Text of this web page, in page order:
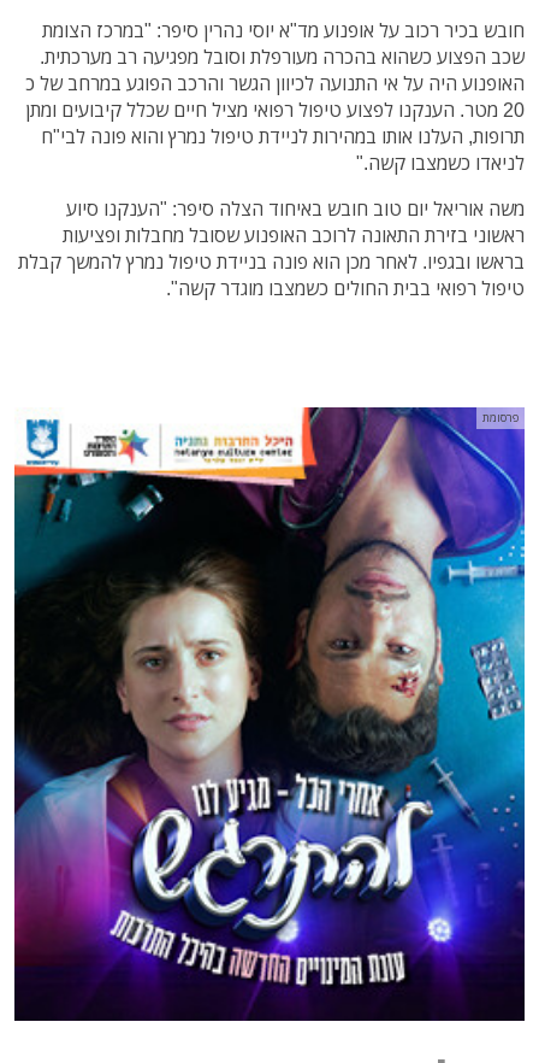
חובש בכיר רכוב על אופנוע מד"א יוסי נהרין סיפר: "במרכז הצומת
שכב הפצוע כשהוא בהכרה מעורפלת וסובל מפגיעה רב מערכתית.
האופנוע היה על אי התנועה לכיוון הגשר והרכב הפוגע במרחב של כ
20 מטר. הענקנו לפצוע טיפול רפואי מציל חיים שכלל קיבועים ומתן
תרופות, העלנו אותו במהירות לניידת טיפול נמרץ והוא פונה לבי"ח
לניאדו כשמצבו קשה."
משה אוריאל יום טוב חובש באיחוד הצלה סיפר: "הענקנו סיוע
ראשוני בזירת התאונה לרוכב האופנוע שסובל מחבלות ופציעות
בראשו ובגפיו. לאחר מכן הוא פונה בניידת טיפול נמרץ להמשך קבלת
טיפול רפואי בבית החולים כשמצבו מוגדר קשה".
פרסומת